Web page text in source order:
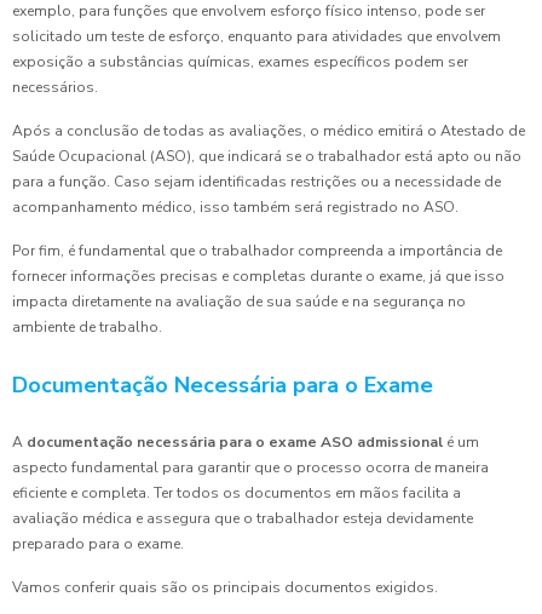
exemplo, para funções que envolvem esforço físico intenso, pode ser
solicitado um teste de esforço, enquanto para atividades que envolvem
exposição a substâncias químicas, exames específicos podem ser
necessários.
Após a conclusão de todas as avaliações, o médico emitirá o Atestado de
Saúde Ocupacional (ASO), que indicará se o trabalhador está apto ou não
para a função. Caso sejam identificadas restrições ou a necessidade de
acompanhamento médico, isso também será registrado no ASO.
Por fim, é fundamental que o trabalhador compreenda a importância de
fornecer informações precisas e completas durante o exame, já que isso
impacta diretamente na avaliação de sua saúde e na segurança no
ambiente de trabalho.
Documentação Necessária para o Exame
A documentação necessária para o exame ASO admissional é um
aspecto fundamental para garantir que o processo ocorra de maneira
eficiente e completa. Ter todos os documentos em mãos facilita a
avaliação médica e assegura que o trabalhador esteja devidamente
preparado para o exame.
Vamos conferir quais são os principais documentos exigidos.